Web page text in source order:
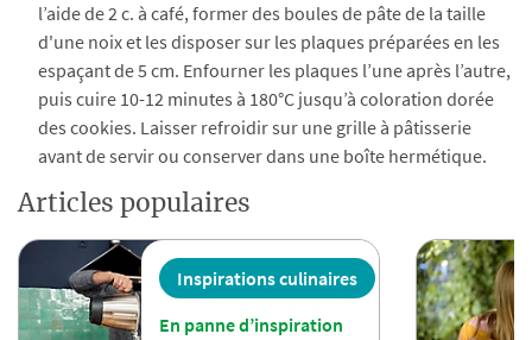
l’aide de 2 c. à café, former des boules de pâte de la taille
d'une noix et les disposer sur les plaques préparées en les
espaçant de 5 cm. Enfourner les plaques l’une après l’autre,
puis cuire 10-12 minutes à 180°C jusqu’à coloration dorée
des cookies. Laisser refroidir sur une grille à pâtisserie
avant de servir ou conserver dans une boîte hermétique.
Articles populaires
Inspirations culinaires
En panne d’inspiration